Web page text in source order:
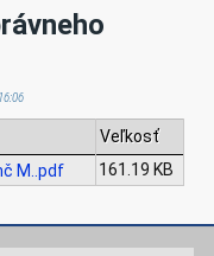
Veľkosť
M..pdf
161.19 KB